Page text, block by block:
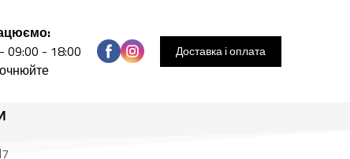
09:00 - 18:00
Доставка і оплата